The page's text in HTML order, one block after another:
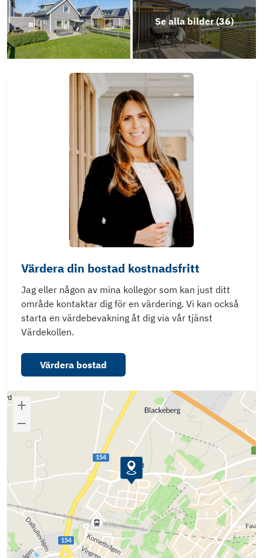
Se alla bilder (36)
Värdera din bostad kostnadsfritt
Jag eller någon av mina kollegor som kan just ditt
område kontaktar dig för en värdering. Vi kan också
starta en värdebevakning åt dig via vår tjänst
Värdekollen.
Värdera bostad